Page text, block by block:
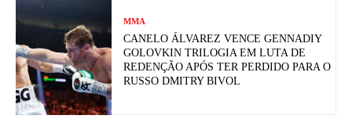
MMA
CANELO ÁLVAREZ VENCE GENNADIY
GOLOVKIN TRILOGIA EM LUTA DE
REDENÇÃO APÓS TER PERDIDO PARA O
RUSSO DMITRY BIVOL